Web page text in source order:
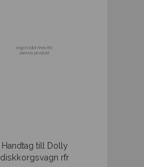
Handtag till Dolly
diskkorgsvagn rfr